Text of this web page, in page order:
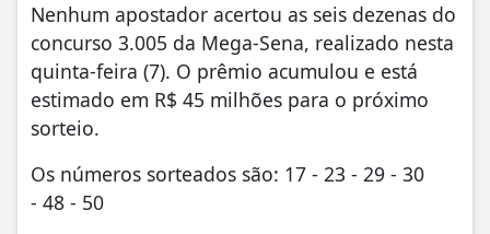
Nenhum apostador acertou as seis dezenas do
concurso 3.005 da Mega-Sena, realizado nesta
quinta-feira (7). O prêmio acumulou e está
estimado em R$ 45 milhões para o próximo
sorteio.
Os números sorteados são: 17 - 23 - 29 - 30
- 48 - 50